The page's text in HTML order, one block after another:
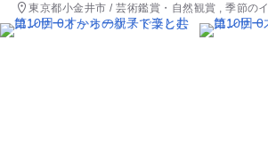
東京都小金井市 / 芸術鑑賞・自然観賞 , 季節の